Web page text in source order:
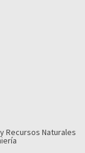
Recursos Naturales